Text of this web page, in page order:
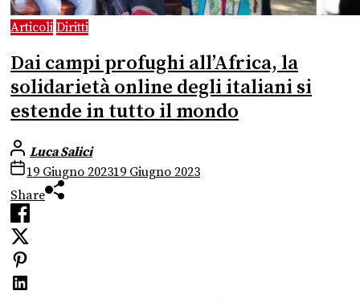
Articoli Diritti
Dai campi profughi all’Africa, la
solidarietà online degli italiani si
estende in tutto il mondo
Luca Salici
19 Giugno 202319 Giugno 2023
Share